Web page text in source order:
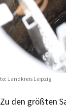
Landkreis Leipzig
Zu den größten